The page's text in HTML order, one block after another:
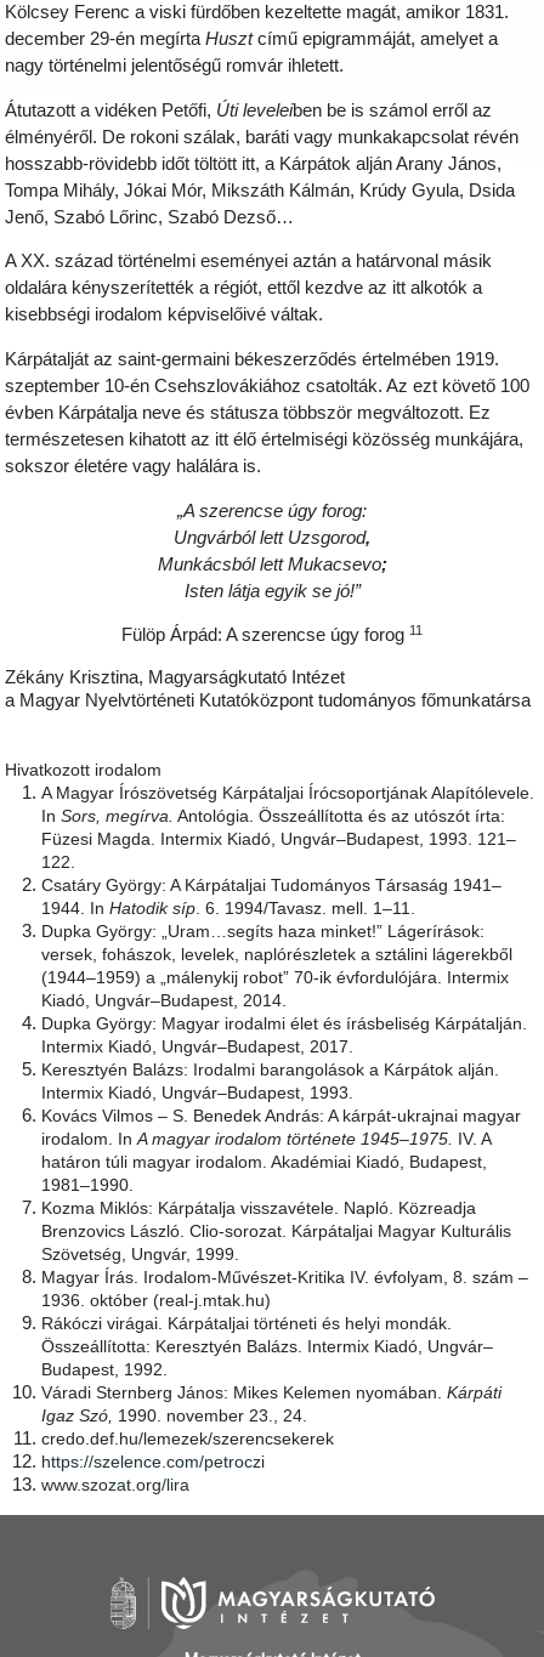
Kölcsey Ferenc a viski fürdőben kezeltette magát, amikor 1831.
december 29-én megírtaHusztcímű epigrammáját, amelyet a
nagy történelmi jelentőségű romvár ihletett.
Átutazott a vidéken Petőfi, Úti leveleiben be is számol erről az
élményéről. De rokoni szálak, baráti vagy munkakapcsolat révén
hosszabb-rövidebb időt töltött itt, a Kárpátok alján Arany János,
Tompa Mihály, Jókai Mór, Mikszáth Kálmán, Krúdy Gyula, Dsida
Jenő, Szabó Lőrinc, Szabó Dezső…
A XX. század történelmi eseményei aztán a határvonal másik
oldalára kényszerítették a régiót, ettől kezdve az itt alkotók a
kisebbségi irodalom képviselőivé váltak.
Kárpátalját az saint-germaini békeszerződés értelmében 1919.
szeptember 10-én Csehszlovákiához csatolták. Az ezt követő 100
évben Kárpátalja neve és státusza többször megváltozott. Ez
természetesen kihatott az itt élő értelmiségi közösség munkájára,
sokszor életére vagy halálára is.
„A szerencse úgy forog:
Ungvárból lett Uzsgorod,
Munkácsból lett Mukacsevo;
Isten látja egyik se jó!”
Fülöp Árpád: A szerencse úgy forog 11
Zékány Krisztina, Magyarságkutató Intézet
a Magyar Nyelvtörténeti Kutatóközpont tudományos főmunkatársa
Hivatkozott irodalom
A Magyar Írószövetség Kárpátaljai Írócsoportjának Alapítólevele.
In Sors, megírva. Antológia. Összeállította és az utószót írta:
Füzesi Magda. Intermix Kiadó, Ungvár–Budapest, 1993. 121–
122.
Csatáry György: A Kárpátaljai Tudományos Társaság 1941–
1944. In Hatodik síp. 6. 1994/Tavasz. mell. 1–11.
Dupka György: „Uram…segíts haza minket!” Lágerírások:
versek, fohászok, levelek, naplórészletek a sztálini lágerekből
(1944–1959) a „málenykij robot” 70-ik évfordulójára. Intermix
Kiadó, Ungvár–Budapest, 2014.
Dupka György: Magyar irodalmi élet és írásbeliség Kárpátalján.
Intermix Kiadó, Ungvár–Budapest, 2017.
Keresztyén Balázs: Irodalmi barangolások a Kárpátok alján.
Intermix Kiadó, Ungvár–Budapest, 1993.
Kovács Vilmos – S. Benedek András: A kárpát-ukrajnai magyar
irodalom. In A magyar irodalom története 1945–1975. IV. A
határon túli magyar irodalom. Akadémiai Kiadó, Budapest,
1981–1990.
Kozma Miklós: Kárpátalja visszavétele. Napló. Közreadja
Brenzovics László. Clio-sorozat. Kárpátaljai Magyar Kulturális
Szövetség, Ungvár, 1999.
Magyar Írás. Irodalom-Művészet-Kritika IV. évfolyam, 8. szám –
1936. október (real-j.mtak.hu)
Rákóczi virágai. Kárpátaljai történeti és helyi mondák.
Összeállította: Keresztyén Balázs. Intermix Kiadó, Ungvár–
Budapest, 1992.
Váradi Sternberg János: Mikes Kelemen nyomában. Kárpáti
Igaz Szó, 1990. november 23., 24.
credo.def.hu/lemezek/szerencsekerek
https://szelence.com/petroczi
www.szozat.org/lira